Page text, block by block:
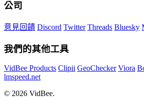
公司
意見回饋 Discord Twitter Threads Bluesky
我們的其他工具
VidBee Products Clipii GeoChecker Viora
lmspeed.net
© 2026 VidBee.